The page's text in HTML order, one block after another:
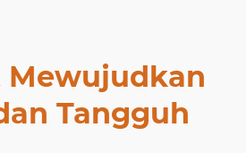
Mewujudkan
Tangguh